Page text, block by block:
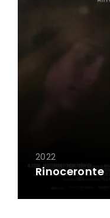
2022
Rinoceronte